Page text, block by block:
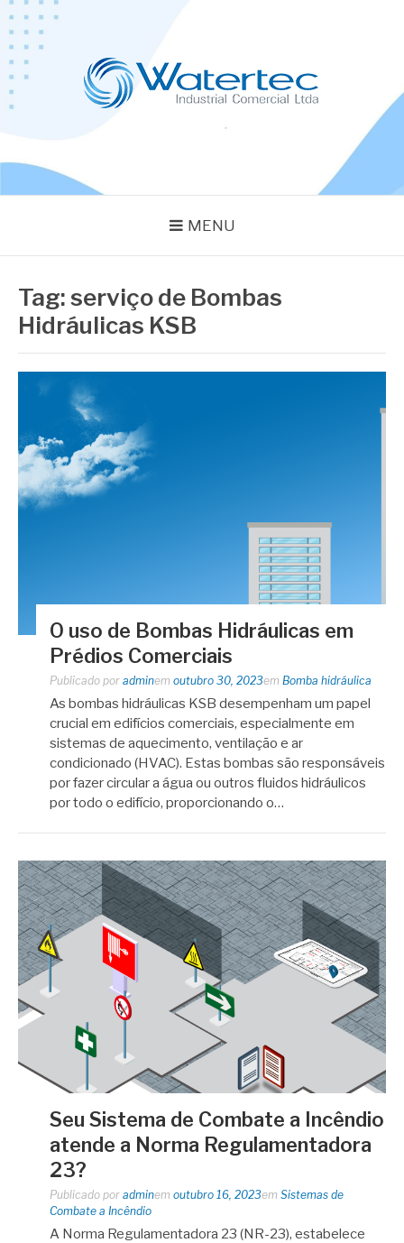
Pular
para
conteúdo
MENU
Tag:serviço de Bombas
Hidráulicas KSB
O uso de Bombas Hidráulicas em
Prédios Comerciais
Publicado por adminem outubro 30, 2023em Bomba hidráulica
As bombas hidráulicas KSB desempenham um papel
crucial em edifícios comerciais, especialmente em
sistemas de aquecimento, ventilação e ar
condicionado (HVAC). Estas bombas são responsáveis
​​por fazer circular a água ou outros fluidos hidráulicos
por todo o edifício, proporcionando o…
Seu Sistema de Combate a Incêndio
atende a Norma Regulamentadora
23?
Publicado por adminem outubro 16, 2023em Sistemas de
Combate a Incêndio
A Norma Regulamentadora 23 (NR-23), estabelece